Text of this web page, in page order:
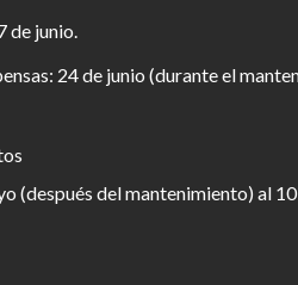
de junio.
24 de junio (durante el
(después del mantenimiento) al